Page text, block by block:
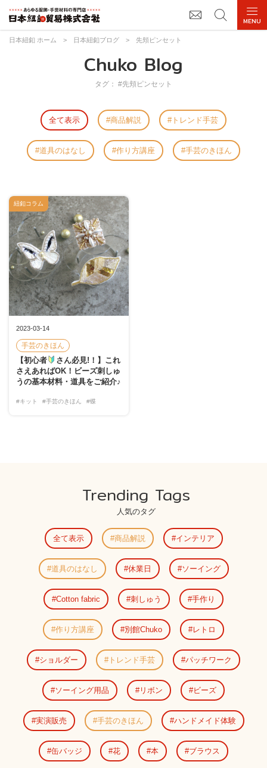
日本紐釦 ホーム > 日本紐釦ブログ > 先頬ピンセット
Chuko Blog
タグ： #先頬ピンセット
全て表示 商品解説 トレンド手芸
道具のはなし 作り方講座 手芸のきほん
2023-03-14
手芸のきほん
【初心者
さん必見!！】これ
さえあればOK！ビーズ刺しゅ
うの基本材料・道具をご紹介♪
#キット #手芸のきほん #蝶
紐釦コラム
Trending Tags
人気のタグ
全て表示 商品解説 インテリア
道具のはなし 休業日 ソーイング
Cotton fabric 刺しゅう 手作り
作り方講座 別館Chuko レトロ
ショルダー トレンド手芸 パッチワーク
ソーイング用品 リボン ビーズ
実演販売 手芸のきほん ハンドメイド体験
缶バッジ 花 本 ブラウス